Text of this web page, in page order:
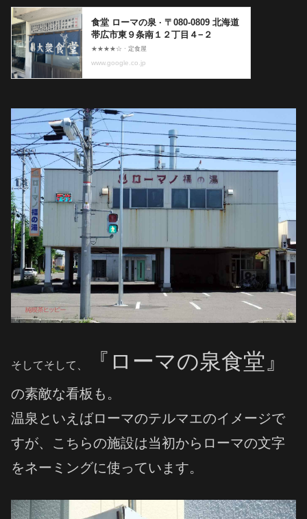
そしてそして、 『ローマの泉食堂』
の素敵な看板も。
温泉といえばローマのテルマエのイメージで
すが、こちらの施設は当初からローマの文字
をネーミングに使っています。